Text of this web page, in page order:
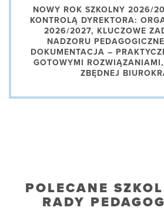
NOWY ROK SZKOLNY 2026/
KONTROLĄ DYREKTORA:
2026/2027, KLUCZOWE
NADZORU
DOKUMENTACJA –
GOTOWYMI
ZBĘDNEJ
POLECANE
RADY